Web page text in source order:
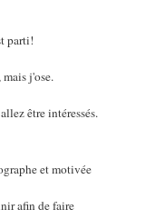
parti!
j'ose.
être intéressés.
et motivée
afin de faire